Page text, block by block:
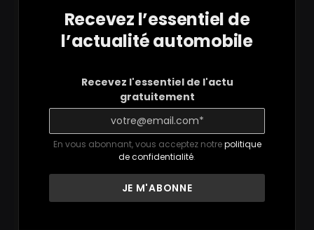
Recevez l’essentiel de
l’actualité automobile
Recevez l'essentiel de l'actu
gratuitement
En vous abonnant, vous acceptez notrepolitique
de confidentialité.